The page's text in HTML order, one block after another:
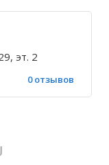
эт. 2
0 отзывов